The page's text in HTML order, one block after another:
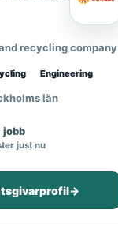
recycling company
Engineering
län
jobb
just nu
→